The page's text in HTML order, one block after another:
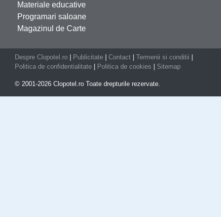
Materiale educative
Programari saloane
Magazinul de Carte
Despre Clopotel.ro Publicitate Contact Termenii si conditii
Politica de confidentialitate
Politica de cookies Sitemap
© 2001-2026 Clopotel.ro Toate drepturile rezervate.